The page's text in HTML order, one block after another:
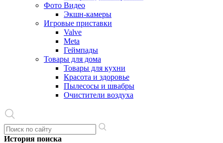
Фото Видео
Экшн-камеры
Игровые приставки
Valve
Meta
Геймпады
Товары для дома
Товары для кухни
Красота и здоровье
Пылесосы и швабры
Очистители воздуха
История поиска